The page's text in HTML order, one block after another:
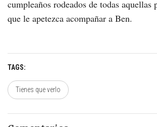
cumpleaños rodeados de todas aquellas
que le apetezca acompañar a Ben.
TAGS
Tienes que verlo